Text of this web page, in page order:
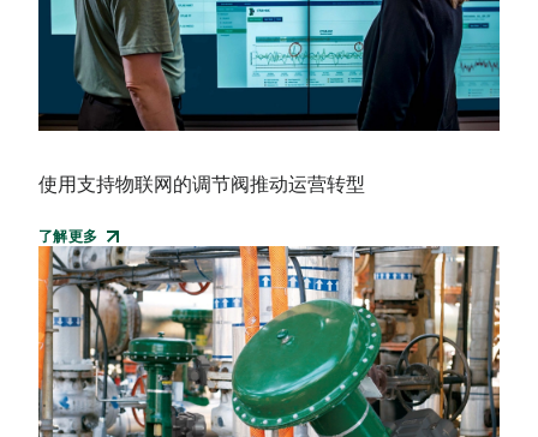
使用支持物联网的调节阀推动运营转型
了解更多